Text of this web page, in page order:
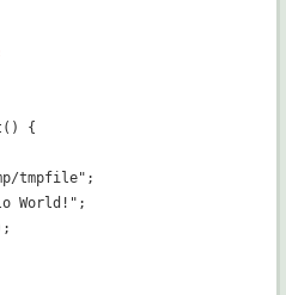
{
tmpfile";
World!";